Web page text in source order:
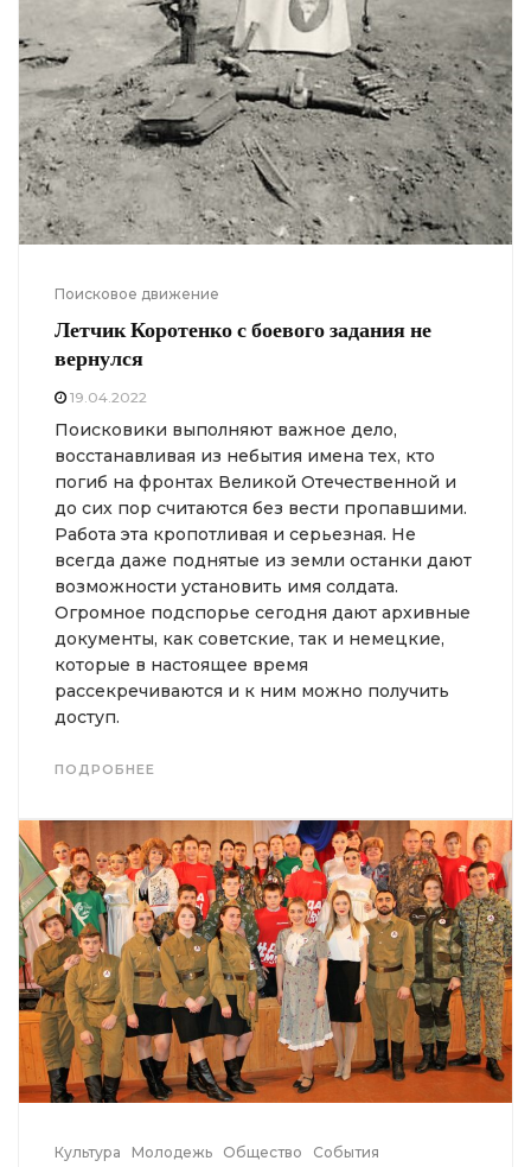
Поисковое движение
Летчик Коротенко с боевого задания не
вернулся
19.04.2022
Поисковики выполняют важное дело,
восстанавливая из небытия имена тех, кто
погиб на фронтах Великой Отечественной и
до сих пор считаются без вести пропавшими.
Работа эта кропотливая и серьезная. Не
всегда даже поднятые из земли останки дают
возможности установить имя солдата.
Огромное подспорье сегодня дают архивные
документы, как советские, так и немецкие,
которые в настоящее время
рассекречиваются и к ним можно получить
доступ.
ПОДРОБНЕЕ
Культура Молодежь Общество События